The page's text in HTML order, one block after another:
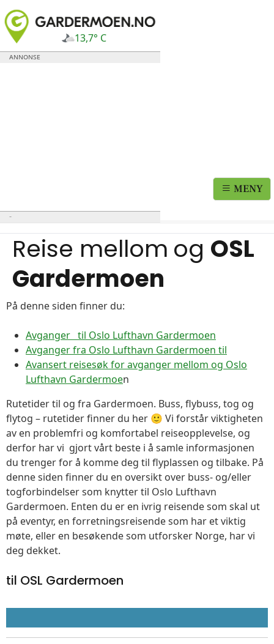
13,7° C
MENY
Reise mellom og OSL
Gardermoen
På denne siden finner du:
Avganger til Oslo Lufthavn Gardermoen
Avganger fra Oslo Lufthavn Gardermoen til
Avansert reisesøk for avganger mellom og Oslo
Lufthavn Gardermoen
Rutetider til og fra Gardermoen. Buss, flybuss, tog og
flytog – rutetider finner du her 🙂 Vi forstår viktigheten
av en problemfri og komfortabel reiseopplevelse, og
derfor har vi gjort vårt beste i å samle informasjonen
du trenger for å komme deg til flyplassen og tilbake. På
denne siden finner du en oversikt over buss- og/eller
togforbindelser som knytter til Oslo Lufthavn
Gardermoen. Enten du er en ivrig reisende som skal ut
på eventyr, en forretningsreisende som har et viktig
møte, eller en besøkende som utforsker Norge, har vi
deg dekket.
til OSL Gardermoen